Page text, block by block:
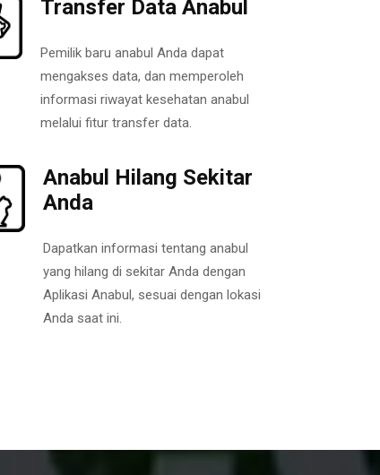
Transfer Data Anabul
Pemilik baru anabul Anda dapat
mengakses data, dan memperoleh
informasi riwayat kesehatan anabul
melalui fitur transfer data.
Anabul Hilang Sekitar
Anda
Dapatkan informasi tentang anabul
yang hilang di sekitar Anda dengan
Aplikasi Anabul, sesuai dengan lokasi
Anda saat ini.